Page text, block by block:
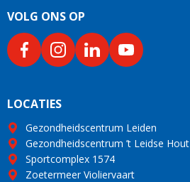
VOLG ONS OP
LOCATIES
Gezondheidscentrum Leiden
Gezondheidscentrum ’t Leidse Hout
Sportcomplex 1574
Zoetermeer Violiervaart